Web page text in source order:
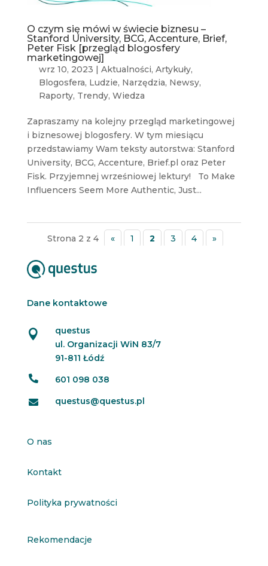
O czym się mówi w świecie biznesu –
Stanford University, BCG, Accenture, Brief,
Peter Fisk [przegląd blogosfery
marketingowej]
wrz 10, 2023 Aktualności, Artykuły,
Blogosfera, Ludzie, Narzędzia, Newsy,
Raporty, Trendy, Wiedza
Zapraszamy na kolejny przegląd marketingowej
i biznesowej blogosfery. W tym miesiącu
przedstawiamy Wam teksty autorstwa: Stanford
University, BCG, Accenture, Brief.pl oraz Peter
Fisk. Przyjemnej wrześniowej lektury! To Make
Influencers Seem More Authentic, Just...
Strona 2 z 4 « 1 2 3 4 »
Dane kontaktowe

questus
ul. Organizacji WiN 83/7
91-811 Łódź
 601 098 038
 questus@questus.pl
O nas
Kontakt
Polityka prywatności
Rekomendacje